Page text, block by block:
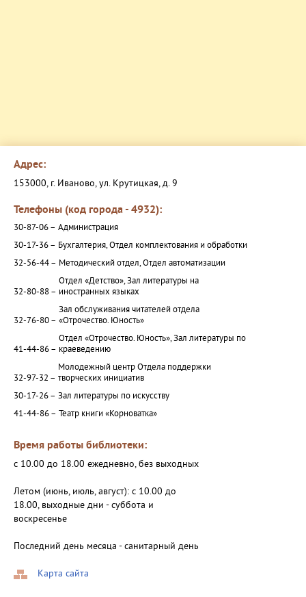
Адрес:
153000, г. Иваново, ул. Крутицкая, д. 9
Телефоны (код города - 4932):
30-87-06 – Администрация
30-17-36 – Бухгалтерия, Отдел комплектования и обработки
32-56-44 – Методический отдел, Отдел автоматизации
32-80-88 –
Отдел «Детство», Зал литературы на
иностранных языках
32-76-80 –
Зал обслуживания читателей отдела
«Отрочество. Юность»
41-44-86 –
Отдел «Отрочество. Юность», Зал литературы по
краеведению
32-97-32 –
Молодежный центр Отдела поддержки
творческих инициатив
30-17-26 – Зал литературы по искусству
41-44-86 – Театр книги «Корноватка»
Время работы библиотеки:
с 10.00 до 18.00 ежедневно, без выходных
Летом (июнь, июль, август): с 10.00 до
18.00, выходные дни - суббота и
воскресенье
Последний день месяца - санитарный день
Карта сайта